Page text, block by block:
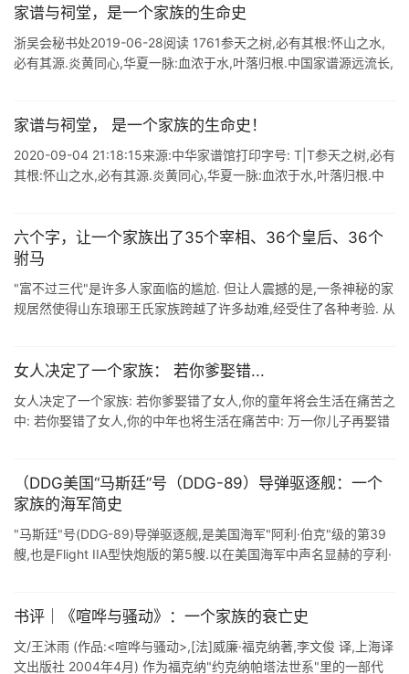
家谱与祠堂，是一个家族的生命史
浙吴会秘书处2019-06-28阅读 1761参天之树,必有其根:怀山之水,
必有其源.炎黄同心,华夏一脉:血浓于水,叶落归根.中国家谱源远流长,
家谱与祠堂， 是一个家族的生命史！
2020-09-04 21:18:15来源:中华家谱馆打印字号: T|T参天之树,必有
其根:怀山之水,必有其源.炎黄同心,华夏一脉:血浓于水,叶落归根.中
六个字，让一个家族出了35个宰相、36个皇后、36个
驸马
"富不过三代"是许多人家面临的尴尬. 但让人震撼的是,一条神秘的家
规居然使得山东琅琊王氏家族跨越了许多劫难,经受住了各种考验. 从
女人决定了一个家族： 若你爹娶错...
女人决定了一个家族: 若你爹娶错了女人,你的童年将会生活在痛苦之
中: 若你娶错了女人,你的中年也将生活在痛苦中: 万一你儿子再娶错
（DDG美国“马斯廷”号（DDG-89）导弹驱逐舰：一个
家族的海军简史
"马斯廷"号(DDG-89)导弹驱逐舰,是美国海军"阿利·伯克"级的第39
艘,也是Flight IIA型快炮版的第5艘.以在美国海军中声名显赫的亨利·
书评｜《喧哗与骚动》：一个家族的衰亡史
文/王沐雨 (作品:<喧哗与骚动>,[法]威廉·福克纳著,李文俊 译,上海译
文出版社 2004年4月) 作为福克纳"约克纳帕塔法世系"里的一部代